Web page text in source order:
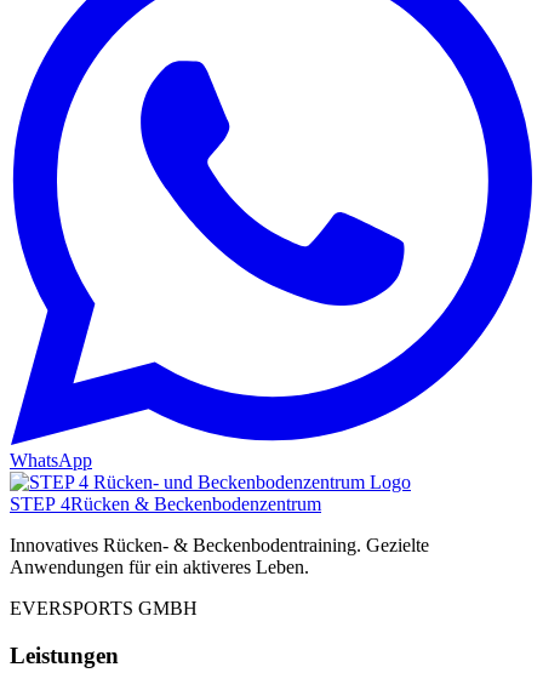
WhatsApp
STEP 4Rücken & Beckenbodenzentrum
Innovatives Rücken- & Beckenbodentraining. Gezielte
Anwendungen für ein aktiveres Leben.
EVERSPORTS GMBH
Leistungen